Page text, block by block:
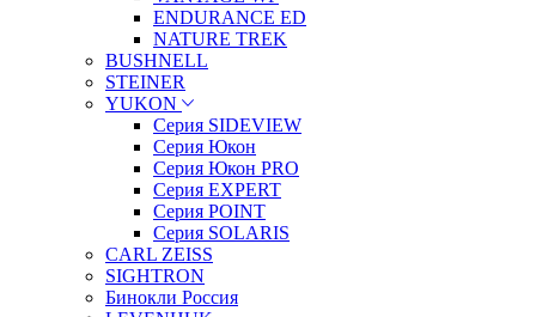
ENDURANCE ED
NATURE TREK
BUSHNELL
STEINER
YUKON
Серия SIDEVIEW
Серия Юкон
Серия Юкон PRO
Серия EXPERT
Серия POINT
Серия SOLARIS
CARL ZEISS
SIGHTRON
Бинокли Россия